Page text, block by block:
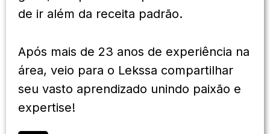
de ir além da receita padrão.
Após mais de 23 anos de experiência na
área, veio para o Lekssa compartilhar
seu vasto aprendizado unindo paixão e
expertise!